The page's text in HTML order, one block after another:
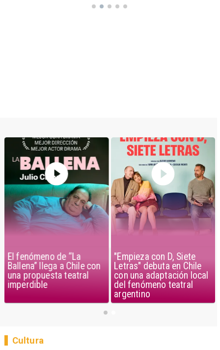
El fenómeno de “La
Ballena” llega a Chile con
una propuesta teatral
imperdible
"Empieza con D, Siete
Letras" debuta en Chile
con una adaptación local
del fenómeno teatral
argentino
Cultura